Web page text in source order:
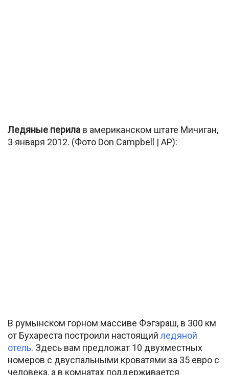
Ледяные перила в американском штате Мичиган,
3 января 2012. (Фото Don Campbell | AP):
В румынском горном массиве Фэгэраш, в 300 км
от Бухареста построили настоящий ледяной
отель. Здесь вам предложат 10 двухместных
номеров с двуспальными кроватями за 35 евро с
человека, а в комнатах поддерживается